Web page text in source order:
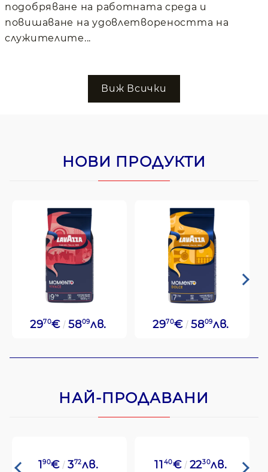
подобряване на работната среда и
повишаване на удовлетвореността на
служителите...
Виж Всички
НОВИ ПРОДУКТИ
2970€ 5809лв. 2970€ 5809лв.
НАЙ-ПРОДАВАНИ
190€ 372лв. 11 40€ 2230лв.